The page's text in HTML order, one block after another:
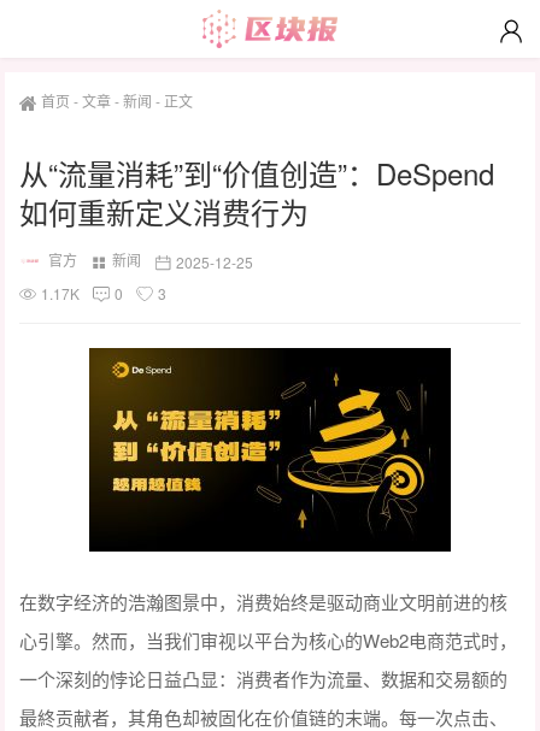
首页 -文章-新闻 - 正文
从“流量消耗”到“价值创造”：DeSpend
如何重新定义消费行为
官方 新闻
2025-12-25
1.17K
0 3
在数字经济的浩瀚图景中，消费始终是驱动商业文明前进的核
心引擎。然而，当我们审视以平台为核心的Web2电商范式时，
一个深刻的悖论日益凸显：消费者作为流量、数据和交易额的
最終贡献者，其角色却被固化在价值链的末端。每一次点击、